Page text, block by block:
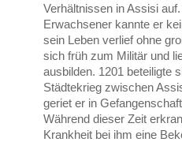
Verhältnissen in Assisi
Erwachsener kannte er
sein Leben verlief ohne
sich früh zum Militär und
ausbilden. 1201 beteiligte
Städtekrieg zwischen
geriet er in
Während dieser Zeit
Krankheit bei ihm eine